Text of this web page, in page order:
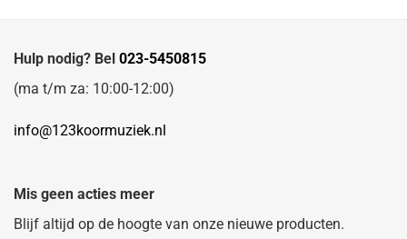
Hulp nodig? Bel 023-5450815
(ma t/m za: 10:00-12:00)
info@123koormuziek.nl
Mis geen acties meer
Blijf altijd op de hoogte van onze nieuwe producten.